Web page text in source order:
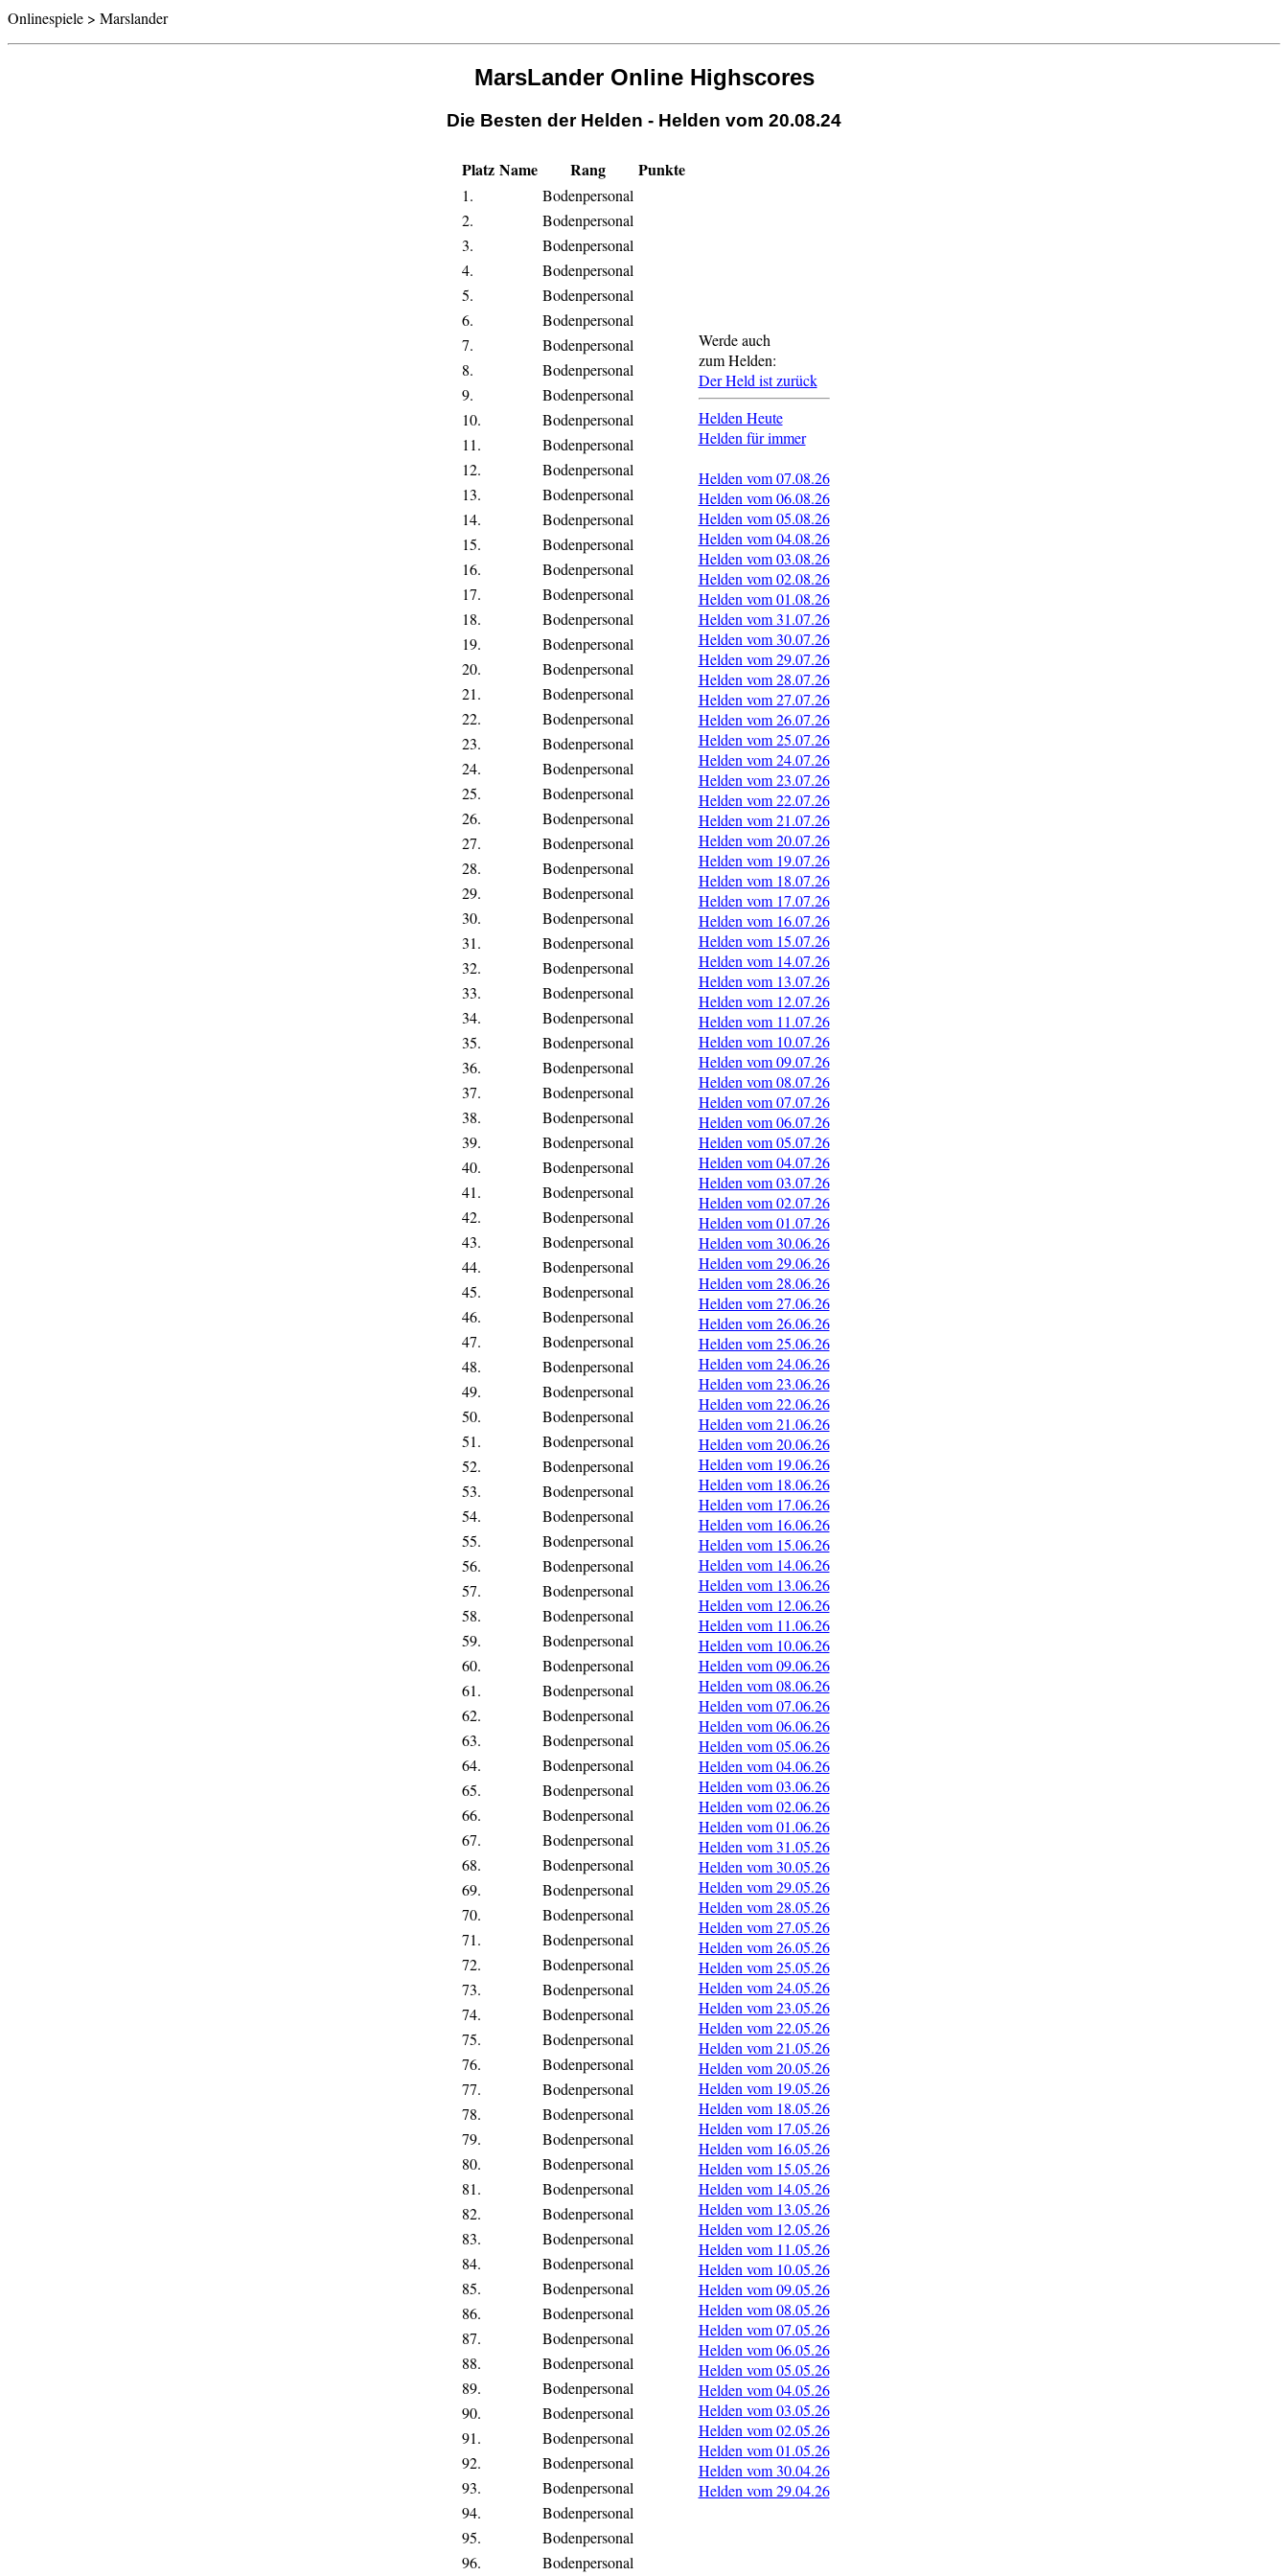
Onlinespiele > Marslander
MarsLander Online Highscores
Die Besten der Helden - Helden vom 20.08.24
Platz Name Rang Punkte
1.
Bodenpersonal
2.
Bodenpersonal
3.
Bodenpersonal
4.
Bodenpersonal
5.
Bodenpersonal
6.
Bodenpersonal
7.
Bodenpersonal
8.
Bodenpersonal
9.
Bodenpersonal
10.
Bodenpersonal
11.
Bodenpersonal
12.
Bodenpersonal
13.
Bodenpersonal
14.
Bodenpersonal
15.
Bodenpersonal
16.
Bodenpersonal
17.
Bodenpersonal
18.
Bodenpersonal
19.
Bodenpersonal
20.
Bodenpersonal
21.
Bodenpersonal
22.
Bodenpersonal
23.
Bodenpersonal
24.
Bodenpersonal
25.
Bodenpersonal
26.
Bodenpersonal
27.
Bodenpersonal
28.
Bodenpersonal
29.
Bodenpersonal
30.
Bodenpersonal
31.
Bodenpersonal
32.
Bodenpersonal
33.
Bodenpersonal
34.
Bodenpersonal
35.
Bodenpersonal
36.
Bodenpersonal
37.
Bodenpersonal
38.
Bodenpersonal
39.
Bodenpersonal
40.
Bodenpersonal
41.
Bodenpersonal
42.
Bodenpersonal
43.
Bodenpersonal
44.
Bodenpersonal
45.
Bodenpersonal
46.
Bodenpersonal
47.
Bodenpersonal
48.
Bodenpersonal
49.
Bodenpersonal
50.
Bodenpersonal
51.
Bodenpersonal
52.
Bodenpersonal
53.
Bodenpersonal
54.
Bodenpersonal
55.
Bodenpersonal
56.
Bodenpersonal
57.
Bodenpersonal
58.
Bodenpersonal
59.
Bodenpersonal
60.
Bodenpersonal
61.
Bodenpersonal
62.
Bodenpersonal
63.
Bodenpersonal
64.
Bodenpersonal
65.
Bodenpersonal
66.
Bodenpersonal
67.
Bodenpersonal
68.
Bodenpersonal
69.
Bodenpersonal
70.
Bodenpersonal
71.
Bodenpersonal
72.
Bodenpersonal
73.
Bodenpersonal
74.
Bodenpersonal
75.
Bodenpersonal
76.
Bodenpersonal
77.
Bodenpersonal
78.
Bodenpersonal
79.
Bodenpersonal
80.
Bodenpersonal
81.
Bodenpersonal
82.
Bodenpersonal
83.
Bodenpersonal
84.
Bodenpersonal
85.
Bodenpersonal
86.
Bodenpersonal
87.
Bodenpersonal
88.
Bodenpersonal
89.
Bodenpersonal
90.
Bodenpersonal
91.
Bodenpersonal
92.
Bodenpersonal
93.
Bodenpersonal
94.
Bodenpersonal
95.
Bodenpersonal
96.
Bodenpersonal
Werde auch
zum Helden:
Der Held ist zurück
Helden Heute
Helden für immer
Helden vom 07.08.26
Helden vom 06.08.26
Helden vom 05.08.26
Helden vom 04.08.26
Helden vom 03.08.26
Helden vom 02.08.26
Helden vom 01.08.26
Helden vom 31.07.26
Helden vom 30.07.26
Helden vom 29.07.26
Helden vom 28.07.26
Helden vom 27.07.26
Helden vom 26.07.26
Helden vom 25.07.26
Helden vom 24.07.26
Helden vom 23.07.26
Helden vom 22.07.26
Helden vom 21.07.26
Helden vom 20.07.26
Helden vom 19.07.26
Helden vom 18.07.26
Helden vom 17.07.26
Helden vom 16.07.26
Helden vom 15.07.26
Helden vom 14.07.26
Helden vom 13.07.26
Helden vom 12.07.26
Helden vom 11.07.26
Helden vom 10.07.26
Helden vom 09.07.26
Helden vom 08.07.26
Helden vom 07.07.26
Helden vom 06.07.26
Helden vom 05.07.26
Helden vom 04.07.26
Helden vom 03.07.26
Helden vom 02.07.26
Helden vom 01.07.26
Helden vom 30.06.26
Helden vom 29.06.26
Helden vom 28.06.26
Helden vom 27.06.26
Helden vom 26.06.26
Helden vom 25.06.26
Helden vom 24.06.26
Helden vom 23.06.26
Helden vom 22.06.26
Helden vom 21.06.26
Helden vom 20.06.26
Helden vom 19.06.26
Helden vom 18.06.26
Helden vom 17.06.26
Helden vom 16.06.26
Helden vom 15.06.26
Helden vom 14.06.26
Helden vom 13.06.26
Helden vom 12.06.26
Helden vom 11.06.26
Helden vom 10.06.26
Helden vom 09.06.26
Helden vom 08.06.26
Helden vom 07.06.26
Helden vom 06.06.26
Helden vom 05.06.26
Helden vom 04.06.26
Helden vom 03.06.26
Helden vom 02.06.26
Helden vom 01.06.26
Helden vom 31.05.26
Helden vom 30.05.26
Helden vom 29.05.26
Helden vom 28.05.26
Helden vom 27.05.26
Helden vom 26.05.26
Helden vom 25.05.26
Helden vom 24.05.26
Helden vom 23.05.26
Helden vom 22.05.26
Helden vom 21.05.26
Helden vom 20.05.26
Helden vom 19.05.26
Helden vom 18.05.26
Helden vom 17.05.26
Helden vom 16.05.26
Helden vom 15.05.26
Helden vom 14.05.26
Helden vom 13.05.26
Helden vom 12.05.26
Helden vom 11.05.26
Helden vom 10.05.26
Helden vom 09.05.26
Helden vom 08.05.26
Helden vom 07.05.26
Helden vom 06.05.26
Helden vom 05.05.26
Helden vom 04.05.26
Helden vom 03.05.26
Helden vom 02.05.26
Helden vom 01.05.26
Helden vom 30.04.26
Helden vom 29.04.26